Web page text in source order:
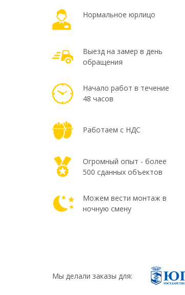
Нормальное юрлицо
Выезд на замер в день
обращения
Начало работ в течение
48 часов
Работаем с НДС
Огромный опыт - более
500 сданных объектов
Можем вести монтаж в
ночную смену
Мы делали заказы для: